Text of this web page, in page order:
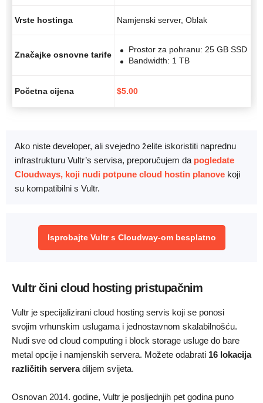
Vrste hostinga Namjenski server, Oblak
Značajke osnovne tarife
Prostor za pohranu: 25 GB SSD
Bandwidth: 1 TB
Početna cijena $5.00
Ako niste developer, ali svejedno želite iskoristiti naprednu
infrastrukturu Vultr’s servisa, preporučujem da pogledate
Cloudways, koji nudi potpune cloud hostin planove koji
su kompatibilni s Vultr.
Isprobajte Vultr s Cloudway-om besplatno
Vultr čini cloud hosting pristupačnim
Vultr je specijalizirani cloud hosting servis koji se ponosi
svojim vrhunskim uslugama i jednostavnom skalabilnošću.
Nudi sve od cloud computing i block storage usluge do bare
metal opcije i namjenskih servera. Možete odabrati 16 lokacija
različitih serveradiljem svijeta.
Osnovan 2014. godine, Vultr je posljednjih pet godina puno